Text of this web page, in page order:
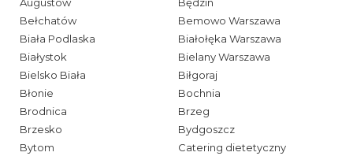
Bełchatów
Bemowo Warszawa
Biała Podlaska
Białołęka Warszawa
Białystok
Bielany Warszawa
Bielsko Biała
Biłgoraj
Błonie
Bochnia
Brodnica
Brzeg
Brzesko
Bydgoszcz
Bytom
Catering dietetyczny